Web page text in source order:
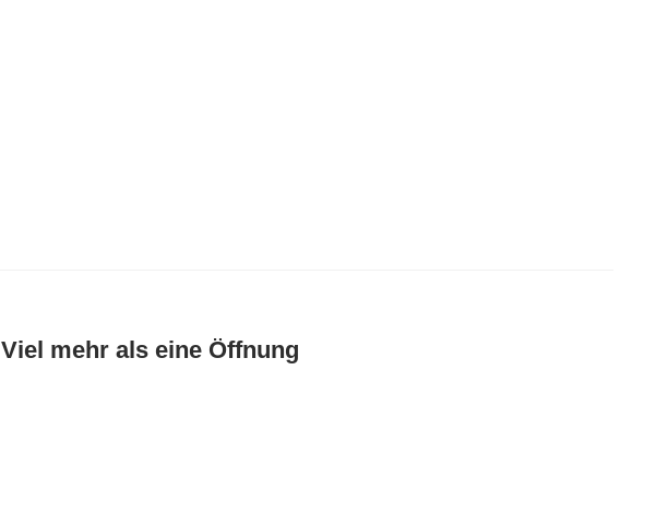
mehr als eine Öffnung